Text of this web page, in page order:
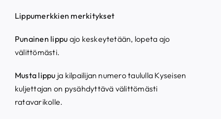
Lippumerkkien merkitykset
Punainen lippu ajo keskeytetään, lopeta ajo
välittömästi.
Musta lippu ja kilpailijan numero taululla Kyseisen
kuljettajan on pysähdyttävä välittömästi
ratavarikolle.